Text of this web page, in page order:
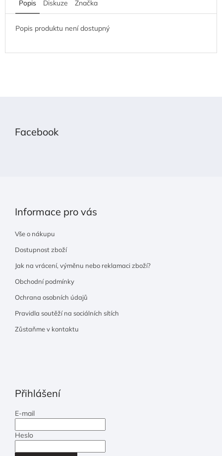
Popis Diskuze Značka
Popis produktu není dostupný
Facebook
Informace pro vás
Vše o nákupu
Dostupnost zboží
Jak na vrácení, výměnu nebo reklamaci zboží?
Obchodní podmínky
Ochrana osobních údajů
Pravidla soutěží na sociálních sítích
Zůstaňme v kontaktu
Přihlášení
E-mail
Heslo